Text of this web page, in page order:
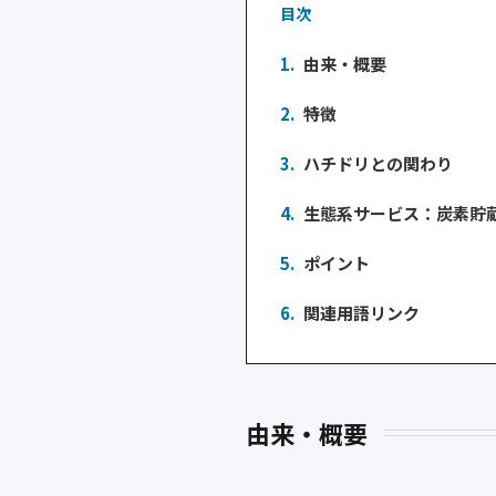
目次
1. 由来・概要
2. 特徴
3. ハチドリとの関わり
4. 生態系サービス：炭素貯
5. ポイント
6. 関連用語リンク
由来・概要